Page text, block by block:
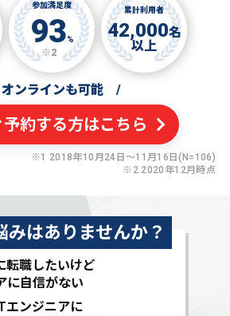
参加満足度
93%
※2
累計利用者
42,000名
以上
オンラインも可能 /
約する方はこちら
※1 2018年10月24日〜11月16日(N=106)
※2 2020年12月時点
みはありませんか？
転職したいけど
に自信がない
エンジニアに